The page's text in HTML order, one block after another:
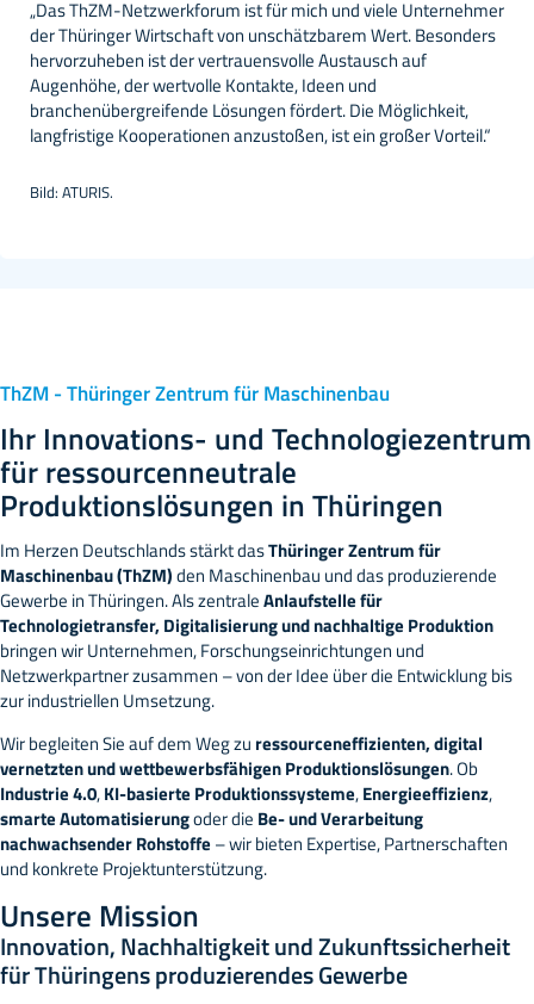
ThZM - Thüringer Zentrum für Maschinenbau
Ihr Innovations- und Technologiezentrum
für ressourcenneutrale
Produktionslösungen in Thüringen
Im Herzen Deutschlands stärkt dasThüringer Zentrum für
Maschinenbau (ThZM)den Maschinenbau und das produzierende
Gewerbe in Thüringen. Als zentraleAnlaufstelle für
Technologietransfer, Digitalisierung und nachhaltige Produktion
bringen wir Unternehmen, Forschungseinrichtungen und
Netzwerkpartner zusammen – von der Idee über die Entwicklung bis
zur industriellen Umsetzung.
Wir begleiten Sie auf dem Weg zu ressourceneffizienten, digital
vernetzten und wettbewerbsfähigen Produktionslösungen. Ob
Industrie 4.0,KI-basierte Produktionssysteme,Energieeffizienz,
smarte Automatisierungoder die Be- und Verarbeitung
nachwachsender Rohstoffe– wir bieten Expertise, Partnerschaften
und konkrete Projektunterstützung.
Unsere Mission
Innovation, Nachhaltigkeit und Zukunftssicherheit
für Thüringens produzierendes Gewerbe
Unternehmerinnen und Unternehmer einen Ort für offenen,
vertrauensvollen Austausch. Das ThZM-Netzwerkforum bietet
genau diese Plattform. Für mich ist das ein einzigartiges
Angebot, das die sonstigen Netzwerke und deren
Veranstaltungen ideal ergänzt und mir stets wertvolle Impulse
liefert.”
Bild: Polytives GmbH